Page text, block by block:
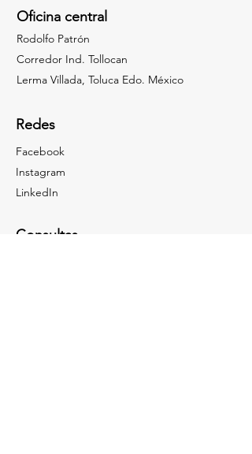
Oficina central
Rodolfo Patrón
Corredor Ind. Tollocan
Lerma Villada, Toluca Edo. México
Redes
Facebook
Instagram
LinkedIn
Consultas